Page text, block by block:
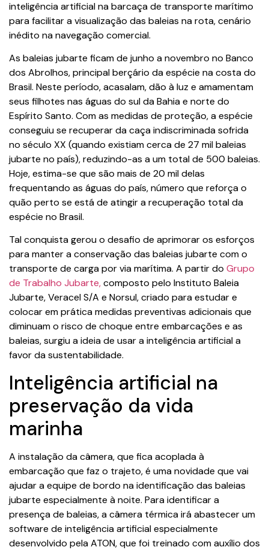
inteligência artificial na barcaça de transporte marítimo
para facilitar a visualização das baleias na rota, cenário
inédito na navegação comercial.
As baleias jubarte ficam de junho a novembro no Banco
dos Abrolhos, principal berçário da espécie na costa do
Brasil. Neste período, acasalam, dão à luz e amamentam
seus filhotes nas águas do sul da Bahia e norte do
Espírito Santo. Com as medidas de proteção, a espécie
conseguiu se recuperar da caça indiscriminada sofrida
no século XX (quando existiam cerca de 27 mil baleias
jubarte no país), reduzindo-as a um total de 500 baleias.
Hoje, estima-se que são mais de 20 mil delas
frequentando as águas do país, número que reforça o
quão perto se está de atingir a recuperação total da
espécie no Brasil.
Tal conquista gerou o desafio de aprimorar os esforços
para manter a conservação das baleias jubarte com o
transporte de carga por via marítima. A partir do Grupo
de Trabalho Jubarte,composto pelo Instituto Baleia
Jubarte, Veracel S/A e Norsul, criado para estudar e
colocar em prática medidas preventivas adicionais que
diminuam o risco de choque entre embarcações e as
baleias, surgiu a ideia de usar a inteligência artificial a
favor da sustentabilidade.
Inteligência artificial na
preservação da vida
marinha
A instalação da câmera, que fica acoplada à
embarcação que faz o trajeto, é uma novidade que vai
ajudar a equipe de bordo na identificação das baleias
jubarte especialmente à noite. Para identificar a
presença de baleias, a câmera térmica irá abastecer um
software de inteligência artificial especialmente
desenvolvido pela ATON, que foi treinado com auxílio dos